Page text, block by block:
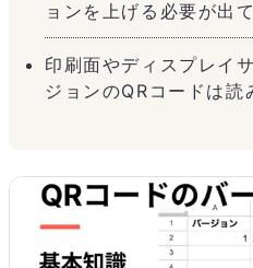
ョンを上げる必要が出
印刷面やディスプレイ
ジョンのQRコードは